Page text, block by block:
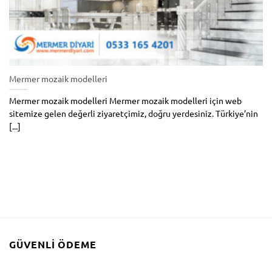
Mermer mozaik modelleri
Mermer mozaik modelleri Mermer mozaik modelleri için web
sitemize gelen değerli ziyaretçimiz, doğru yerdesiniz. Türkiye’nin
[...]
GÜVENLI ÖDEME